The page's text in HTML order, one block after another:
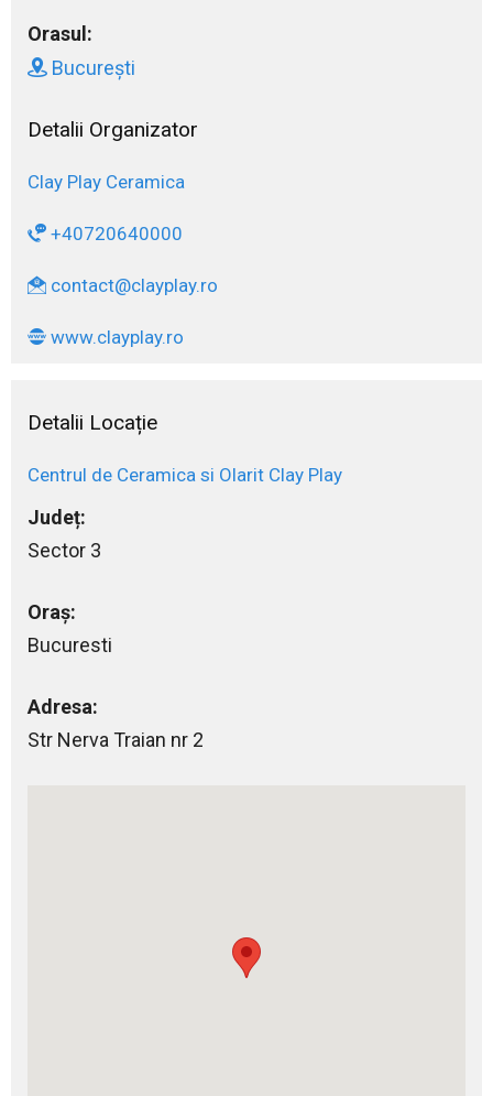
Orasul:
București
Detalii Organizator
Clay Play Ceramica
+40720640000
contact@clayplay.ro
www.clayplay.ro
Detalii Locație
Centrul de Ceramica si Olarit Clay Play
Județ:
Sector 3
Oraș:
Bucuresti
Adresa:
Str Nerva Traian nr 2